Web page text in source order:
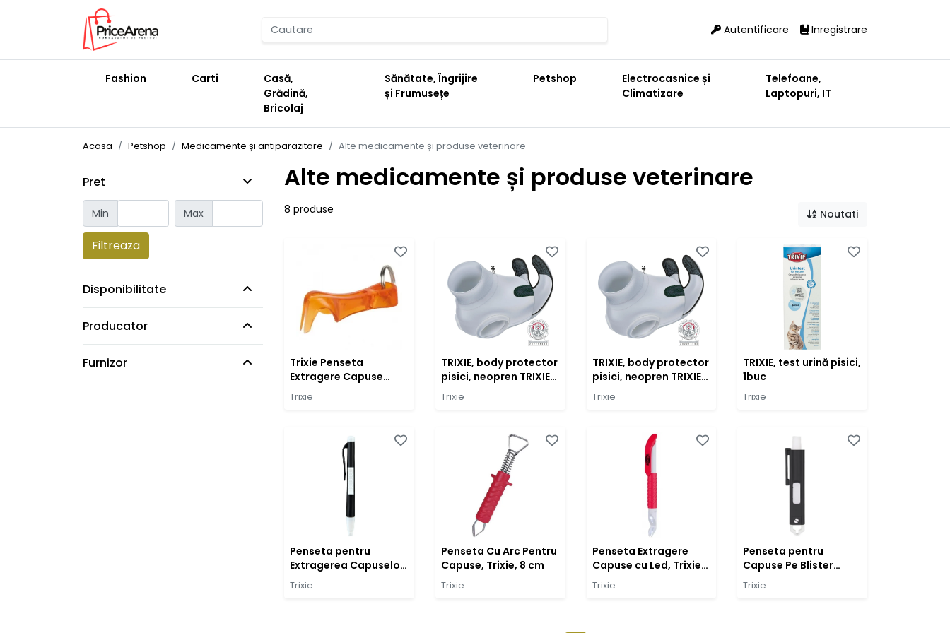
Autentificare Inregistrare
Fashion Carti
Casă,
Grădină,
Bricolaj
Sănătate, Îngrijire
și Frumusețe
Petshop
Electrocasnice și
Climatizare
Telefoane,
Laptopuri, IT
Acasa Petshop Medicamente și antiparazitare Alte medicamente și produse veterinare
Pret
Min Max
Filtreaza
Disponibilitate
Producator
Furnizor
Alte medicamente și produse veterinare
8 produse Noutati
Trixie Penseta
Extragere Capuse
Plastic 6.5 cm
Trixie
TRIXIE, body protector
pisici, neopren TRIXIE,
S-M, body protector
Trixie
TRIXIE, body protector
pisici, neopren TRIXIE,
M-L, body protector
Trixie
TRIXIE, test urină pisici,
1buc
Trixie
Penseta pentru
Extragerea Capuselor,
Trixie
Trixie
Penseta Cu Arc Pentru
Capuse, Trixie, 8 cm
Trixie
Penseta Extragere
Capuse cu Led, Trixie,
14 cm
Trixie
Penseta pentru
Capuse Pe Blister
Trixie 2381
Trixie